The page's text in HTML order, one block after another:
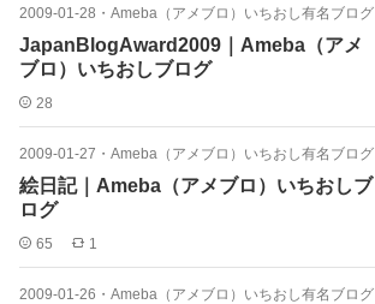
2009-01-28 ・ Ameba（アメブロ）いちおし有名ブログ
JapanBlogAward2009｜Ameba（アメ
ブロ）いちおしブログ
28
2009-01-27 ・ Ameba（アメブロ）いちおし有名ブログ
絵日記｜Ameba（アメブロ）いちおしブ
ログ
65 1
2009-01-26 ・ Ameba（アメブロ）いちおし有名ブログ